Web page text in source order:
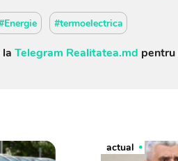
#termoelectrica
Telegram Realitatea.md
actual